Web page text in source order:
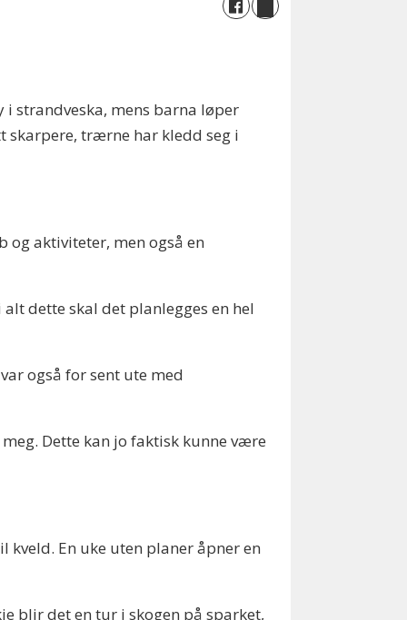
i strandveska, mens barna løper
skarpere, trærne har kledd seg i
og aktiviteter, men også en
dette skal det planlegges en hel
også for sent ute med
Dette kan jo faktisk kunne være
kveld. En uke uten planer åpner en
blir det en tur i skogen på sparket,